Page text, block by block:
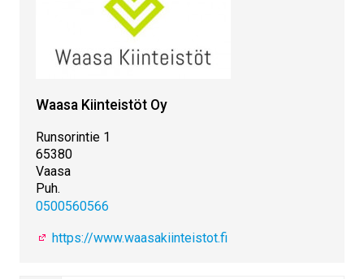
Waasa Kiinteistöt Oy
Runsorintie 1
65380
Vaasa
Puh.
0500560566
https://www.waasakiinteistot.fi